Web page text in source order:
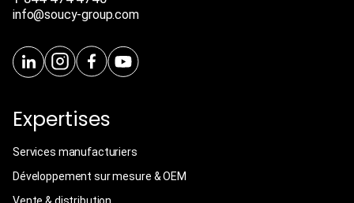
info@soucy-group.com
Expertises
Services manufacturiers
Développement sur mesure & OEM